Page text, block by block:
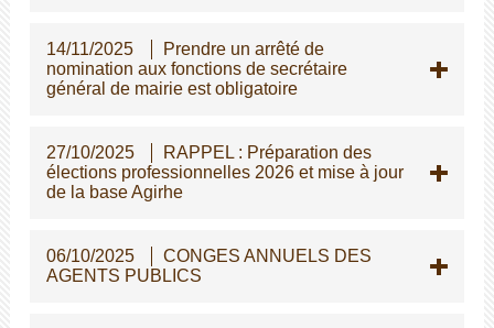
14/11/2025
Prendre un arrêté de
nomination aux fonctions de secrétaire
général de mairie est obligatoire
27/10/2025
RAPPEL : Préparation des
élections professionnelles 2026 et mise à jour
de la base Agirhe
06/10/2025
CONGES ANNUELS DES
AGENTS PUBLICS